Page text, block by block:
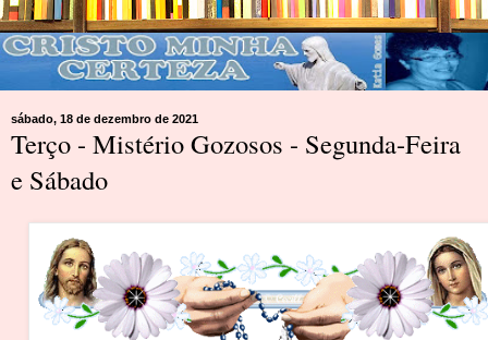
sábado, 18 de dezembro de 2021
Terço - Mistério Gozosos - Segunda-Feira
e Sábado